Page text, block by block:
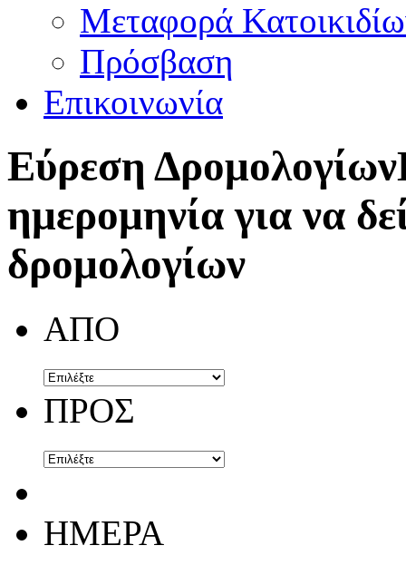
Μεταφορά
Πρόσβαση
Επικοινωνία
Εύρεση Δρομολογίων
ημερομηνία για να
δρομολογίων
ΑΠΟ
ΠΡΟΣ
ΗΜΕΡΑ